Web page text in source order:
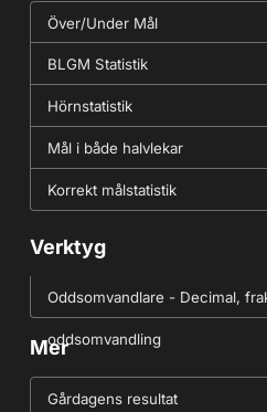
Över/Under Mål
BLGM Statistik
Hörnstatistik
Mål i både halvlekar
Korrekt målstatistik
Verktyg
Oddsomvandlare - Decimal,
oddsomvandling
Mer
Gårdagens resultat